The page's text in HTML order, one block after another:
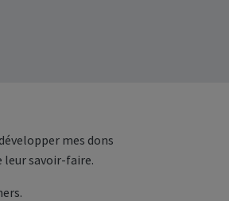
mes dons
leur savoir-faire.